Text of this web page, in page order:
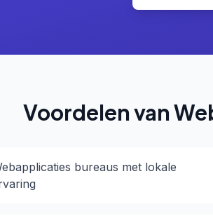
Voordelen van
bureaus met lokale